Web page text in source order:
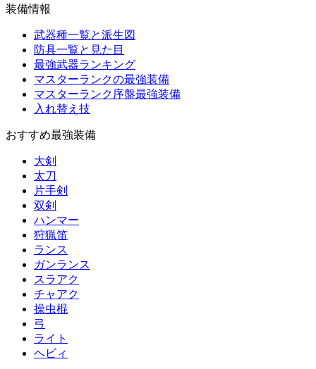
装備情報
武器種一覧と派生図
防具一覧と見た目
最強武器ランキング
マスターランクの最強装備
マスターランク序盤最強装備
入れ替え技
おすすめ最強装備
大剣
太刀
片手剣
双剣
ハンマー
狩猟笛
ランス
ガンランス
スラアク
チャアク
操虫棍
弓
ライト
ヘビィ